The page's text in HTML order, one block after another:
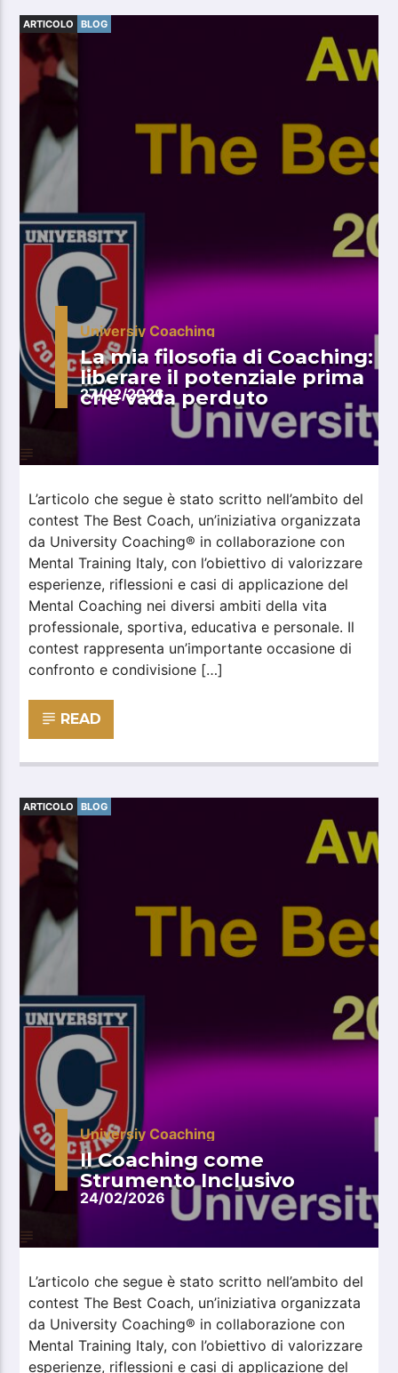
ARTICOLO BLOG
Universiy Coaching
27/02/2026
La mia filosofia di Coaching:
liberare il potenziale prima
che vada perduto
L’articolo che segue è stato scritto nell’ambito del
contest The Best Coach, un’iniziativa organizzata
da University Coaching® in collaborazione con
Mental Training Italy, con l’obiettivo di valorizzare
esperienze, riflessioni e casi di applicazione del
Mental Coaching nei diversi ambiti della vita
professionale, sportiva, educativa e personale. Il
contest rappresenta un’importante occasione di
confronto e condivisione […]
READ
ARTICOLO BLOG
Universiy Coaching
24/02/2026
Il Coaching come
Strumento Inclusivo
L’articolo che segue è stato scritto nell’ambito del
contest The Best Coach, un’iniziativa organizzata
da University Coaching® in collaborazione con
Mental Training Italy, con l’obiettivo di valorizzare
esperienze, riflessioni e casi di applicazione del